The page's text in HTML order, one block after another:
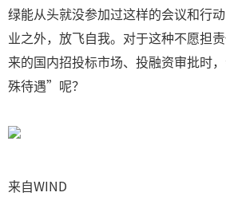
绿能从头就没参加过这样的会议和行
业之外，放飞自我。对于这种不愿担
来的国内招投标市场、投融资审批时
殊待遇”呢？
来自WIND